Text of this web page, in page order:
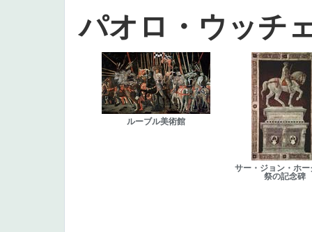
パオロ・ウッチ
ルーブル美術館
サー・ジョン・ホー
祭の記念碑